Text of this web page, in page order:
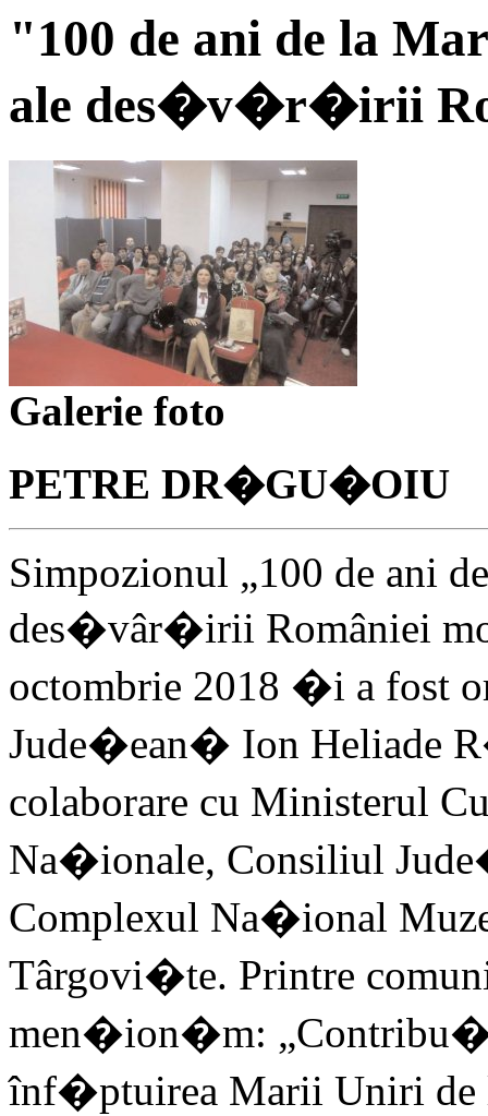
"100 de ani de la
ale des�v�r�irii
Galerie foto
PETRE DR�GU�OIU
Simpozionul „100 de ani
des�vâr�irii României
octombrie 2018 �i a fost
Jude�ean� Ion Heliade
colaborare cu
Na�ionale, Consiliul
Complexul Na�ional
Târgovi�te. Printre
men�ion�m:
înf�ptuirea Marii Uniri de